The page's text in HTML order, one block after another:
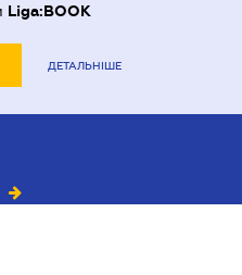
Liga:BOOK
ДЕТАЛЬНІШЕ